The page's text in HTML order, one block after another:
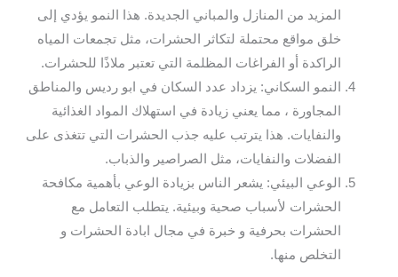
المزيد من المنازل والمباني الجديدة. هذا النمو يؤدي إلى
خلق مواقع محتملة لتكاثر الحشرات، مثل تجمعات المياه
الراكدة أو الفراغات المظلمة التي تعتبر ملاذًا للحشرات.
النمو السكاني: يزداد عدد السكان في ابو رديس والمناطق
المجاورة ، مما يعني زيادة في استهلاك المواد الغذائية
والنفايات. هذا يترتب عليه جذب الحشرات التي تتغذى على
الفضلات والنفايات، مثل الصراصير والذباب.
الوعي البيئي: يشعر الناس بزيادة الوعي بأهمية مكافحة
الحشرات لأسباب صحية وبيئية. يتطلب التعامل مع
الحشرات بحرفية و خبرة في مجال ابادة الحشرات و
التخلص منها.